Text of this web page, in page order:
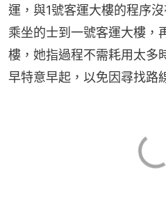
運，與1號客運大樓的程序
乘坐的士到一號客運大樓，
樓，她指過程不需耗用太多
早特意早起，以免因尋找路